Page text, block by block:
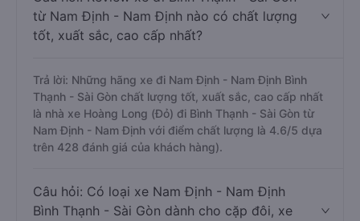
từ Nam Định - Nam Định nào có chất lượng
tốt, xuất sắc, cao cấp nhất?
Trả lời: Những hãng xe đi Nam Định - Nam Định Bình
Thạnh - Sài Gòn chất lượng tốt, xuất sắc, cao cấp nhất
là nhà xe Hoàng Long (Đỏ) đi Bình Thạnh - Sài Gòn từ
Nam Định - Nam Định với điểm chất lượng là 4.6/5 dựa
trên 428 đánh giá của khách hàng).
Câu hỏi: Có loại xe Nam Định - Nam Định
Bình Thạnh - Sài Gòn dành cho cặp đôi, xe